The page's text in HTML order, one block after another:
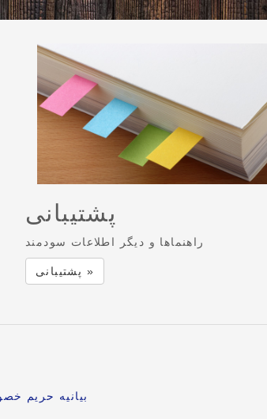
پشتیبانی
راهنماها و دیگر اطلاعات سودمند
پشتیبانی »
بیانیه حریم